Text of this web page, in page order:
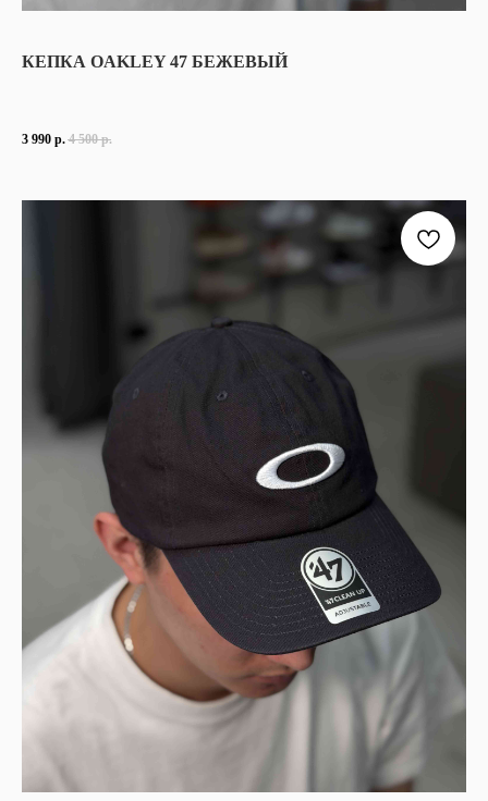
КЕПКА OAKLEY 47 БЕЖЕВЫЙ
3 990 р. 4 500 р.